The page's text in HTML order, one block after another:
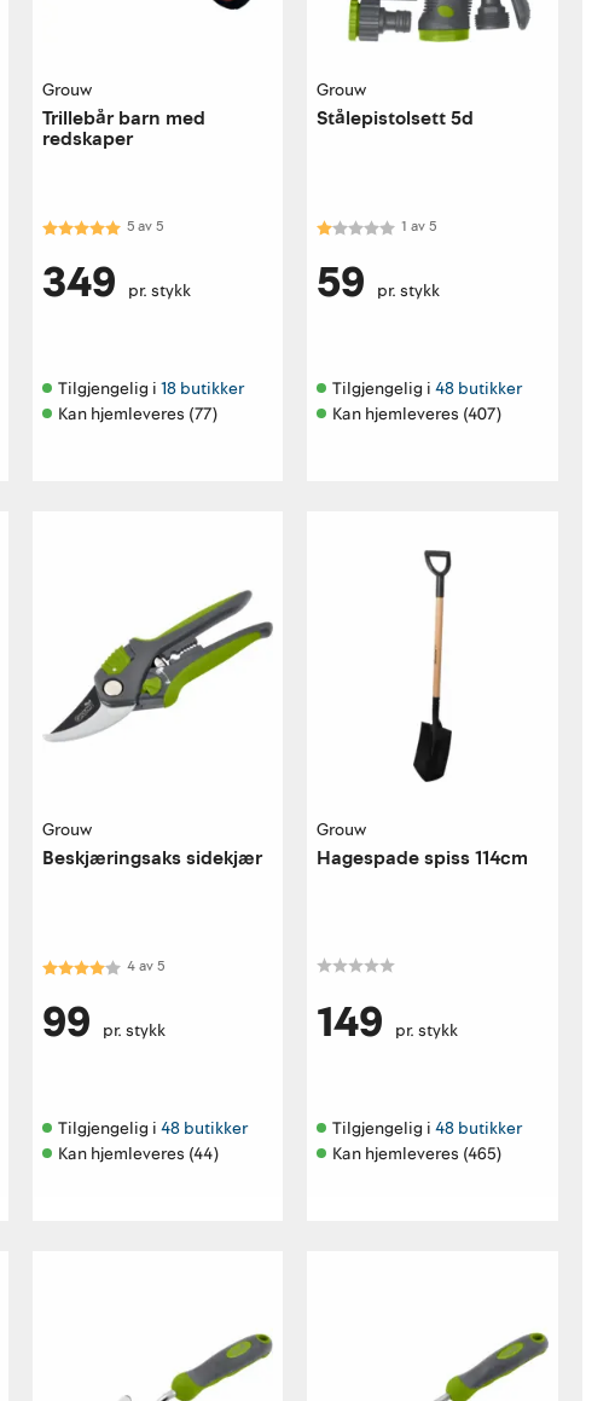
Grouw
Trillebår barn med
redskaper
Karakter:5.0 av 5 mulige
5av5
349 pr. stykk
Tilgjengelig i 18 butikker
Kan hjemleveres (77)
Grouw
Stålepistolsett 5d
Karakter:1.0 av 5 mulige
1 av5
59 pr. stykk
Tilgjengelig i 48 butikker
Kan hjemleveres (407)
Grouw
Beskjæringsaks sidekjær
Karakter:4.0 av 5 mulige
4av5
99 pr. stykk
Tilgjengelig i 48 butikker
Kan hjemleveres (44)
Grouw
Hagespade spiss 114cm
149 pr. stykk
Tilgjengelig i 48 butikker
Kan hjemleveres (465)